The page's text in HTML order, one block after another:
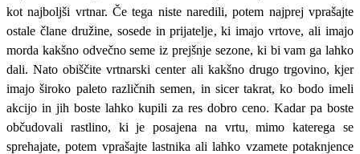
kot najboljši vrtnar. Če tega niste naredili, potem najprej vprašajte
ostale člane družine, sosede in prijatelje, ki imajo vrtove, ali imajo
morda kakšno odvečno seme iz prejšnje sezone, ki bi vam ga lahko
dali. Nato obiščite vrtnarski center ali kakšno drugo trgovino, kjer
imajo široko paleto različnih semen, in sicer takrat, ko bodo imeli
akcijo in jih boste lahko kupili za res dobro ceno. Kadar pa boste
občudovali rastlino, ki je posajena na vrtu, mimo katerega se
sprehajate, potem vprašajte lastnika ali lahko vzamete potaknjence